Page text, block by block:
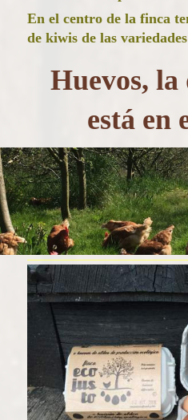
En el centro de la finca
de kiwis de las
Huevos,
está en